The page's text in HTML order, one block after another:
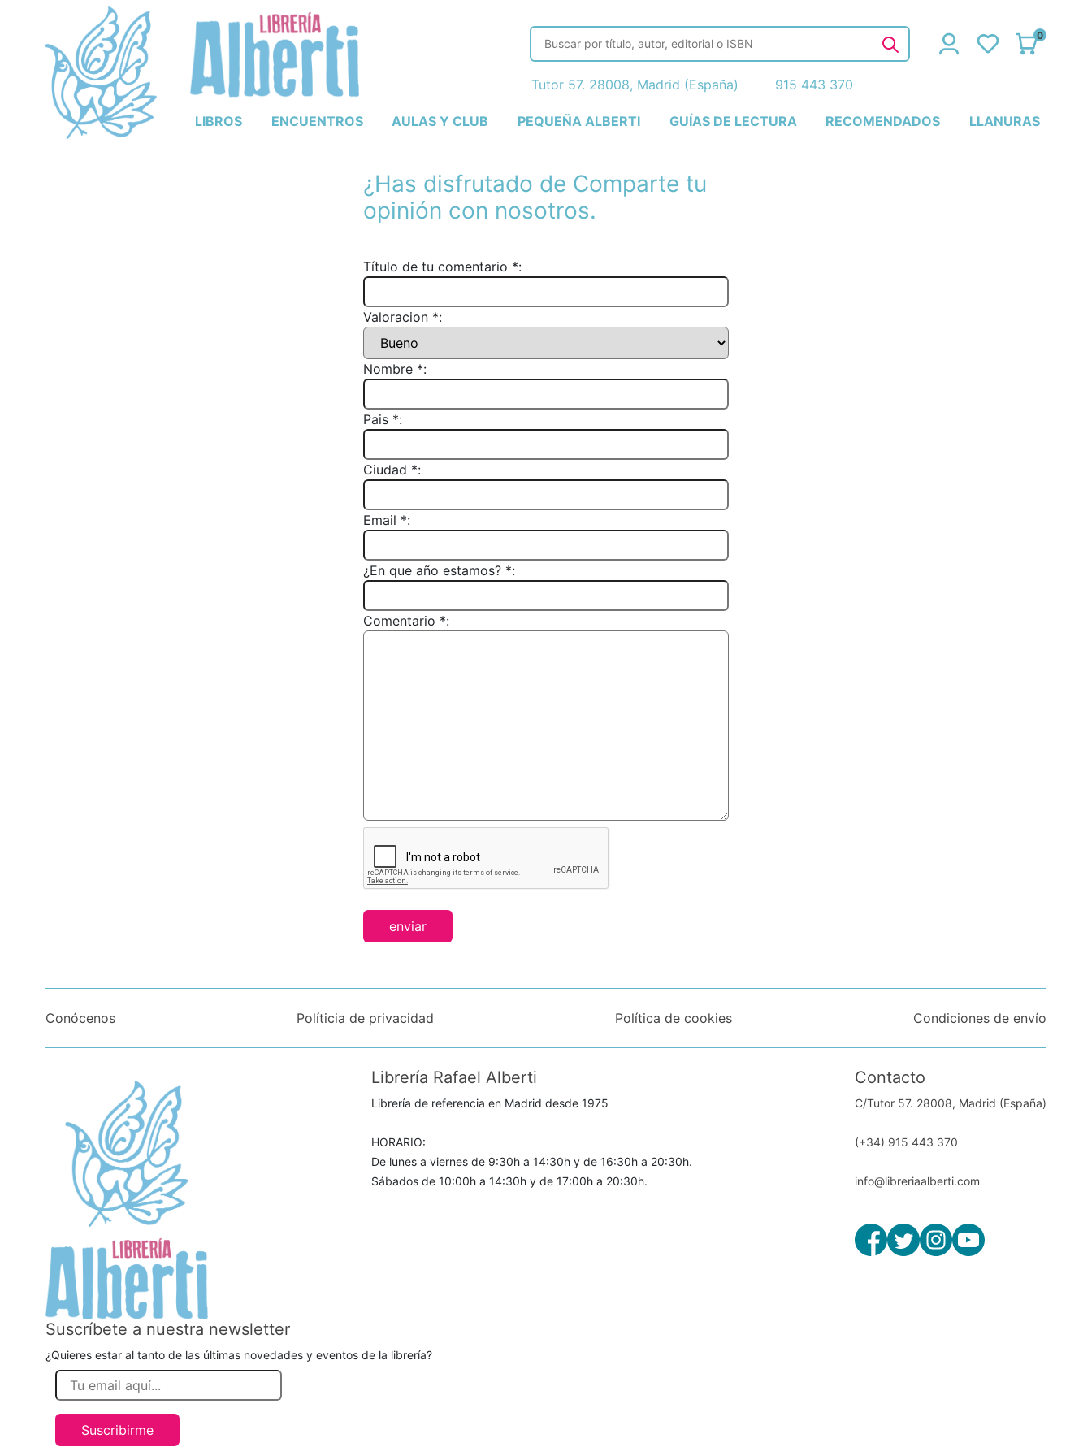
LIBROS ENCUENTROS AULAS Y CLUB PEQUEÑA ALBERTI GUÍAS DE LECTURA RECOMENDADOS LLANURAS
0
Tutor 57. 28008, Madrid (España) 915 443 370
¿Has disfrutado de Comparte tu
opinión con nosotros.
Título de tu comentario *:
Valoracion *:
Nombre *:
Pais *:
Ciudad *:
Email *:
¿En que año estamos? *:
Comentario *:
enviar
Conócenos Políticia de privacidad Política de cookies Condiciones de envío
Librería Rafael Alberti
Librería de referencia en Madrid desde 1975
HORARIO:
De lunes a viernes de 9:30h a 14:30h y de 16:30h a 20:30h.
Sábados de 10:00h a 14:30h y de 17:00h a 20:30h.
Contacto
C/Tutor 57. 28008, Madrid (España)
(+34) 915 443 370
info@libreriaalberti.com
Suscríbete a nuestra newsletter
¿Quieres estar al tanto de las últimas novedades y eventos de la librería?
Suscribirme